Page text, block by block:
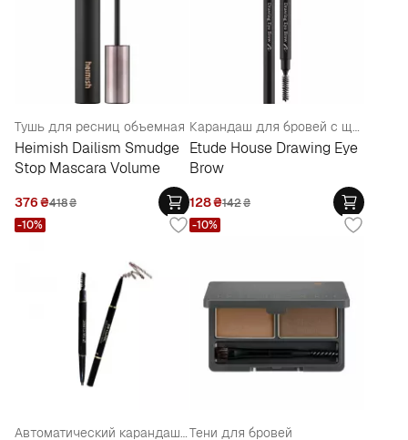
Тушь для ресниц объемная
Heimish Dailism Smudge
Stop Mascara Volume
376₴418₴
Карандаш для бровей с щеточкой
Etude House Drawing Eye
Brow
128₴142₴
Автоматический карандаш для бровей
-10%
Тени для бровей
-10%